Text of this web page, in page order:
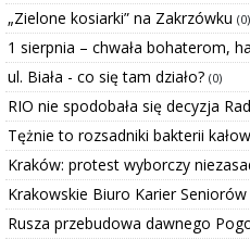
„Zielone kosiarki” na Zakrzówku (0)
1 sierpnia – chwała bohaterom,
ul. Biała - co się tam działo? (0)
RIO nie spodobała się decyzja
Tężnie to rozsadniki bakterii
Kraków: protest wyborczy
Krakowskie Biuro Karier
Rusza przebudowa dawnego